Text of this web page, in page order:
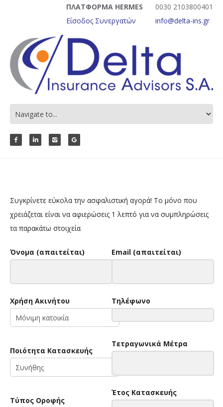
0030 2103800401
info@delta-ins.gr
ΠΛΑΤΦΟΡΜΑ HERMES
Είσοδος Συνεργατών
Συγκρίνετε εύκολα την ασφαλιστική αγορά! Το μόνο που
χρειάζεται είναι να αφιερώσεις 1 λεπτό για να συμπληρώσεις
τα παρακάτω στοιχεία
Όνομα (απαιτείται)
Χρήση Ακινήτου
Ποιότητα Κατασκευής
Τύπος Οροφής
Email (απαιτείται)
Τηλέφωνο
Τετραγωνικά Μέτρα
Έτος Κατασκευής